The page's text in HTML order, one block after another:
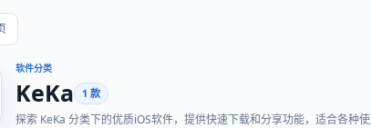
软件分类
KeKa 1 款
探索 KeKa 分类下的优质iOS软件，提供快速下载和分享功能，适合各种使